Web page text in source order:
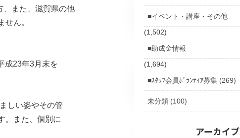
また、滋賀県の他
ん。
23年3月末を
しい姿やその管
また、個別に
■イベント・講座・その他
(1,502)
■助成金情報
(1,694)
■ｽﾀｯﾌ会員ﾎﾞﾗﾝﾃｨｱ募集 (269)
未分類 (100)
アーカイブ